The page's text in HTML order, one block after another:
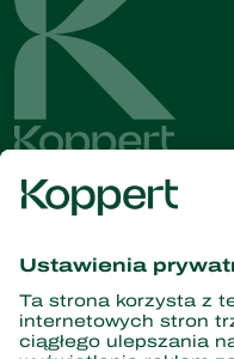
Dostęp do
wiadomości i